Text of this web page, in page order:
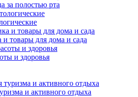
за полостью рта
и товары для дома и сада
и здоровья
и активного отдыха